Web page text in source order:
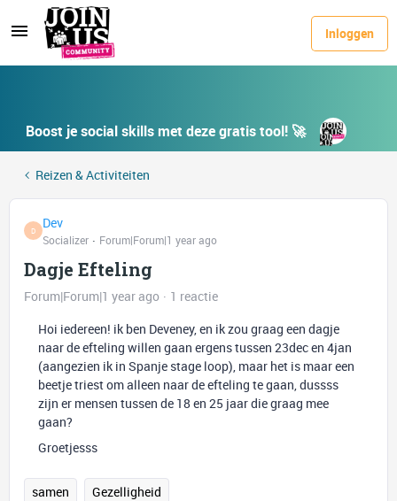
Inloggen
Boost je social skills met deze gratis tool! 🚀
Reizen & Activiteiten
D Dev
Socializer Forum|Forum|1 year ago
Dagje Efteling
Forum|Forum|1 year ago
1 reactie
Hoi iedereen! ik ben Deveney, en ik zou graag een dagje
naar de efteling willen gaan ergens tussen 23dec en 4jan
(aangezien ik in Spanje stage loop), maar het is maar een
beetje triest om alleen naar de efteling te gaan, dussss
zijn er mensen tussen de 18 en 25 jaar die graag mee
gaan?
Groetjesss
samen Gezelligheid